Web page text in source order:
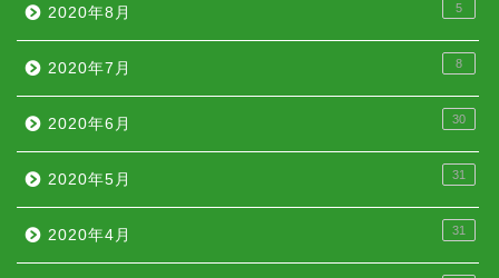
2020年8月 5
2020年7月 8
2020年6月 30
2020年5月 31
2020年4月 31